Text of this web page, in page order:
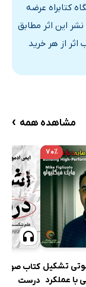
کتابراه عرضه
این اثر مطابق
از هر خرید
مشاهده همه ›
۷۰٪
تشکیل
با عملکرد
کتاب صوتی
درست